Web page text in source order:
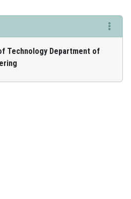
Technology Department of